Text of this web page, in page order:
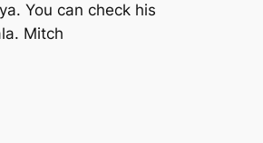
You can check his
Mitch